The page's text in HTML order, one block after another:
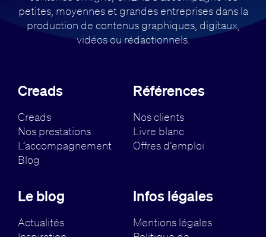
petites, moyennes et grandes entreprises dans la
production de contenus graphiques, digitaux,
vidéos ou rédactionnels.
Creads
Creads
Nos prestations
L’accompagnement
Blog
Références
Nos clients
Livre blanc
Offres d’emploi
Le blog
Actualités
Infos légales
Mentions légales